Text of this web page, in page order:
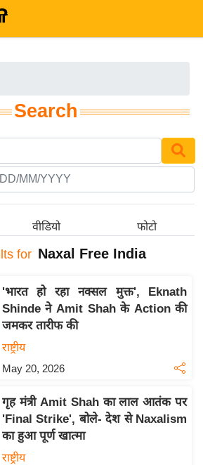
Search
वीडियो फोटो
for Naxal Free India
'भारत हो रहा नक्सल मुक्त', Eknath
Shinde ने Amit Shah के Action की
जमकर तारीफ की
राष्ट्रीय
May 20, 2026
गृह मंत्री Amit Shah का लाल आतंक पर
'Final Strike', बोले- देश से Naxalism
का हुआ पूर्ण खात्मा
राष्ट्रीय